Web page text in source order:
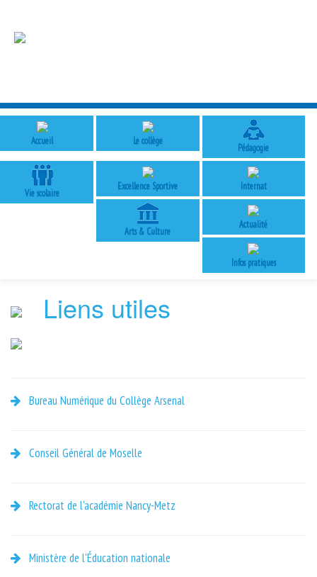
Accueil Le collège
Pédagogie
Vie scolaire
Excellence Sportive Internat
Arts & Culture
Actualité
Infos pratiques
Liens utiles
Bureau Numérique du Collège Arsenal
Conseil Général de Moselle
Rectorat de l'académie Nancy-Metz
Ministère de l'Éducation nationale